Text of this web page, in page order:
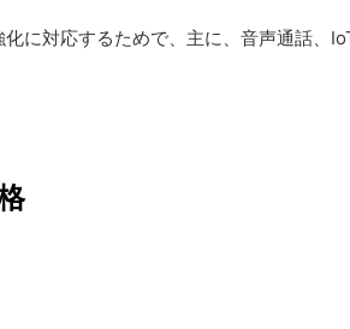
に対応するためで、主に、音声通話、